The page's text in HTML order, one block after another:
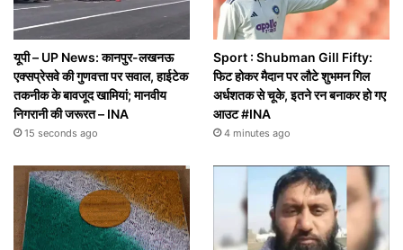
यूपी – UP News: कानपुर-लखनऊ
एक्सप्रेसवे की गुणवत्ता पर सवाल, हाईटेक
तकनीक के बावजूद खामियां; मानवीय
निगरानी की जरूरत – INA
15 seconds ago
Sport : Shubman Gill Fifty:
फिट होकर मैदान पर लौटे शुभमन गिल
अर्धशतक से चूके, इतने रन बनाकर हो गए
आउट #INA
4 minutes ago